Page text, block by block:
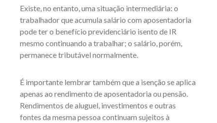
Existe, no entanto, uma situação intermediária: o
trabalhador que acumula salário com aposentadoria
pode ter o benefício previdenciário isento de IR
mesmo continuando a trabalhar; o salário, porém,
permanece tributável normalmente.
É importante lembrar também que a isenção se aplica
apenas ao rendimento de aposentadoria ou pensão.
Rendimentos de aluguel, investimentos e outras
fontes da mesma pessoa continuam sujeitos à